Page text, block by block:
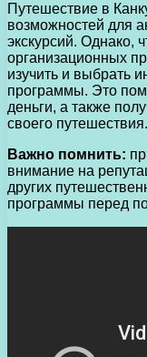
Путешествие в
возможностей для
экскурсий. Однако,
организационных
изучить и выбрать
программы. Это
деньги, а также
своего путешествия.
Важно помнить:
внимание на
других
программы перед